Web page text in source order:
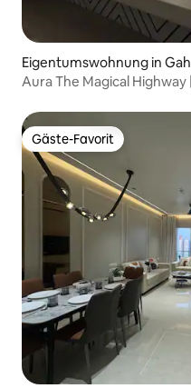
Eigentumswohnung in
Aura The Magical Highway
Gäste-Favorit
Gäste-Favorit